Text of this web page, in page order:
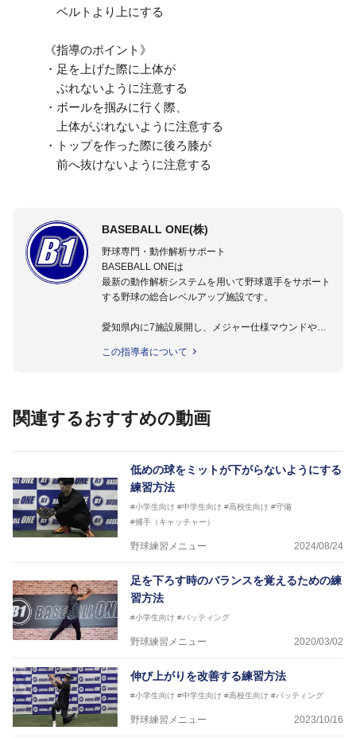
ベルトより上にする
《指導のポイント》
・足を上げた際に上体が
ぶれないように注意する
・ボールを掴みに行く際、
上体がぶれないように注意する
・トップを作った際に後ろ膝が
前へ抜けないように注意する
BASEBALL ONE(株)
野球専門・動作解析サポート
BASEBALL ONEは
最新の動作解析システムを用いて野球選手をサポート
する野球の総合レベルアップ施設です。
愛知県内に7施設展開し、メジャー仕様マウンドやト
動作解析システムを用いて、小学生からプロ野球選手
この指導者について
関連するおすすめの動画
低めの球をミットが下がらないようにする
練習方法
#小学生向け #中学生向け #高校生向け #守備
#捕手（キャッチャー）
野球練習メニュー 2024/08/24
足を下ろす時のバランスを覚えるための練
習方法
#小学生向け #バッティング
野球練習メニュー 2020/03/02
伸び上がりを改善する練習方法
#小学生向け #中学生向け #高校生向け #バッティング
野球練習メニュー 2023/10/16